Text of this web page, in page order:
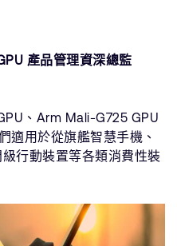
產品管理資深總監
、Arm Mali-G725 GPU
適用於從旗艦智慧手機、
行動裝置等各類消費性裝